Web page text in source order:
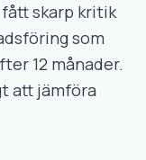
skarp kritik
som
12 månader.
att jämföra